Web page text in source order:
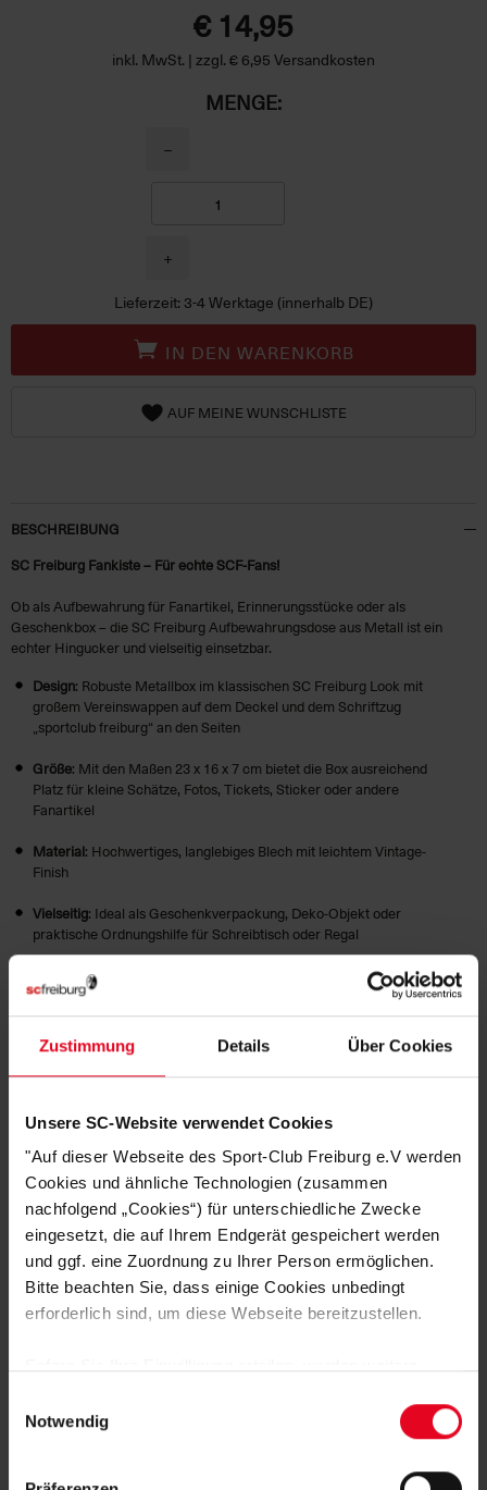
Zustimmung Details Über Cookies
Unsere SC-Website verwendet Cookies
"Auf dieser Webseite des Sport-Club Freiburg e.V werden
Cookies und ähnliche Technologien (zusammen
nachfolgend „Cookies“) für unterschiedliche Zwecke
eingesetzt, die auf Ihrem Endgerät gespeichert werden
und ggf. eine Zuordnung zu Ihrer Person ermöglichen.
Bitte beachten Sie, dass einige Cookies unbedingt
erforderlich sind, um diese Webseite bereitzustellen.
Daten von Ihnen (z.B. persönlichen Identifikatoren oder
IP-Adressen) verarbeitet werden. Durch Klicken auf den
Notwendig
€ 14,95
inkl. MwSt. | zzgl. € 6,95 Versandkosten
MENGE:
−
+
Lieferzeit: 3-4 Werktage (innerhalb DE)
IN DEN WARENKORB
AUF MEINE WUNSCHLISTE
BESCHREIBUNG
SC Freiburg Fankiste – Für echte SCF-Fans!
Ob als Aufbewahrung für Fanartikel, Erinnerungsstücke oder als
Geschenkbox – die SC Freiburg Aufbewahrungsdose aus Metall ist ein
echter Hingucker und vielseitig einsetzbar.
Design: Robuste Metallbox im klassischen SC Freiburg Look mit
großem Vereinswappen auf dem Deckel und dem Schriftzug
„sportclub freiburg“ an den Seiten
Größe: Mit den Maßen 23 x 16 x 7 cm bietet die Box ausreichend
Platz für kleine Schätze, Fotos, Tickets, Sticker oder andere
Fanartikel
Material: Hochwertiges, langlebiges Blech mit leichtem Vintage-
Finish
Vielseitig: Ideal als Geschenkverpackung, Deko-Objekt oder
praktische Ordnungshilfe für Schreibtisch oder Regal
Zeig Flagge – auch im Alltag. Mit der SC Freiburg Fankiste hast du deinen
Lieblingsverein immer im Blick!
HERSTELLERANGABEN
KUNDENBEWERTUNGEN (3)
Artikelnummer: 24-100236
Logistiknummer: EM001378-001
DAS KÖNNTE DIR AUCH